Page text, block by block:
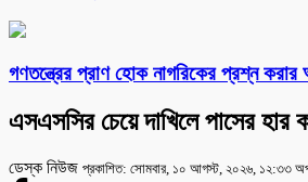
গণতন্ত্রের প্রাণ হোক নাগরিকের প্রশ্ন করার
এসএসসির চেয়ে দাখিলে পাসের হার
ডেস্ক নিউজ প্রকাশিত: সোমবার, ১০ আগস্ট, ২০২৬, ১২:৩৩